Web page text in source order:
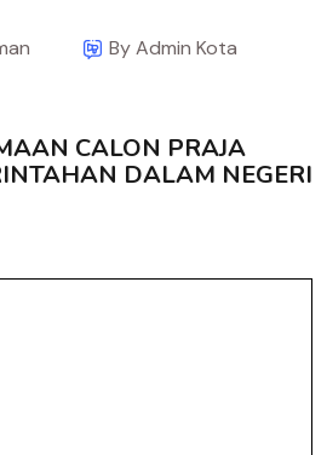
By Admin Kota
CALON PRAJA
DALAM NEGERI